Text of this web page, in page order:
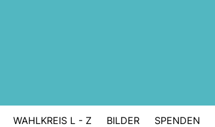
WAHLKREIS L - Z BILDER SPENDEN